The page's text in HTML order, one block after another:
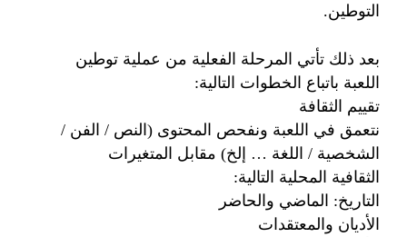
التوطين.
بعد ذلك تأتي المرحلة الفعلية من عملية توطين
اللعبة باتباع الخطوات التالية:
تقييم الثقافة
نتعمق في اللعبة ونفحص المحتوى (النص / الفن /
الشخصية / اللغة … إلخ) مقابل المتغيرات
الثقافية المحلية التالية:
التاريخ: الماضي والحاضر
الأديان والمعتقدات